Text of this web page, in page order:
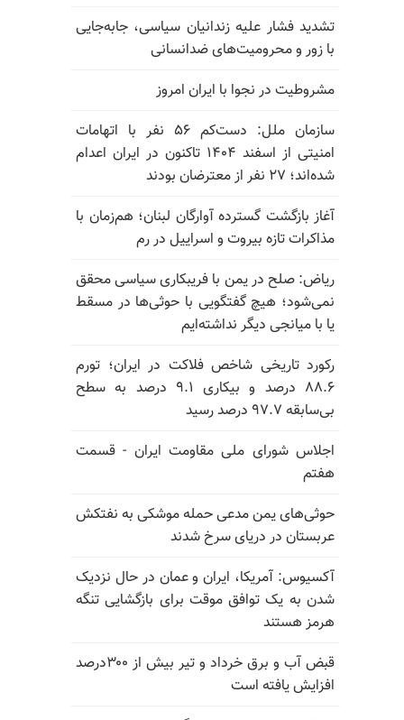
تشدید فشار علیه زندانیان سیاسی، جابه‌جایی
با زور و محرومیت‌های ضدانسانی
مشروطیت در نجوا با ایران امروز
سازمان ملل: دست‌کم ۵۶ نفر با اتهامات
امنیتی از اسفند ۱۴۰۴ تاکنون در ایران اعدام
شده‌اند؛ ۲۷ نفر از معترضان بودند
آغاز بازگشت گسترده آوارگان لبنان؛ هم‌زمان با
مذاکرات تازه بیروت و اسراییل در رم
ریاض: صلح در یمن با فریبکاری سیاسی محقق
نمی‌شود؛ هیچ گفتگویی با حوثی‌ها در مسقط
یا با میانجی دیگر نداشته‌ایم
رکورد تاریخی شاخص فلاکت در ایران؛ تورم
۸۸.۶ درصد و بیکاری ۹.۱ درصد به سطح
بی‌سابقه ۹۷.۷ درصد رسید
اجلاس شورای ملی مقاومت ایران - قسمت
هفتم
حوثی‌های یمن مدعی حمله موشکی به نفتکش
عربستان در دریای سرخ شدند
آکسیوس: آمریکا، ایران و عمان در حال نزدیک
شدن به یک توافق موقت برای بازگشایی تنگه
هرمز هستند
قبض آب و برق خرداد و تیر بیش از ۳۰۰درصد
افزایش یافته است